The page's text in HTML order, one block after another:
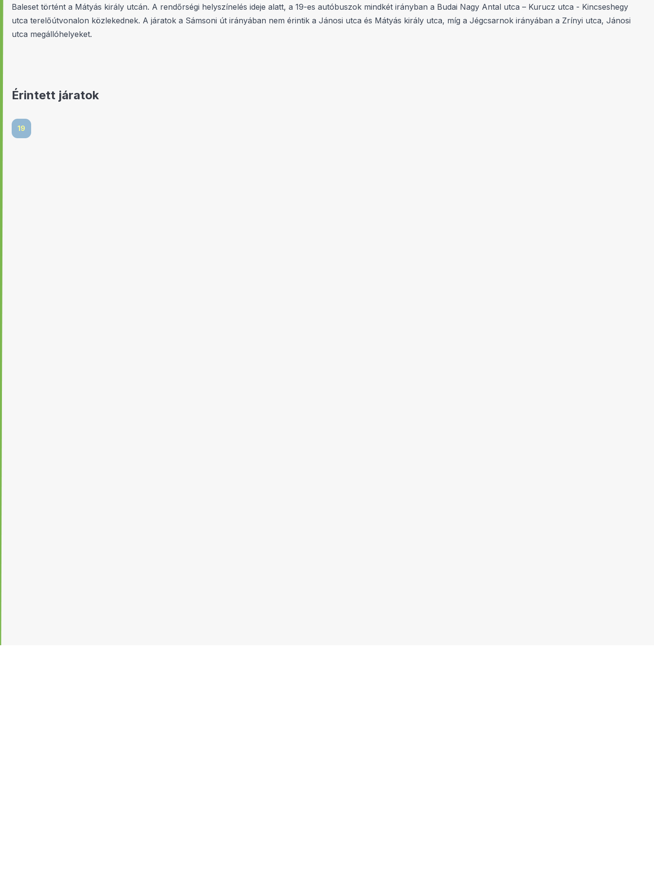
Baleset történt a Mátyás király utcán. A rendőrségi helyszínelés ideje alatt, a 19-es autóbuszok mindkét irányban a Budai Nagy Antal utca – Kurucz utca - Kincseshegy
utca terelőútvonalon közlekednek. A járatok a Sámsoni út irányában nem érintik a Jánosi utca és Mátyás király utca, míg a Jégcsarnok irányában a Zrínyi utca, Jánosi
utca megállóhelyeket.
Érintett járatok
19